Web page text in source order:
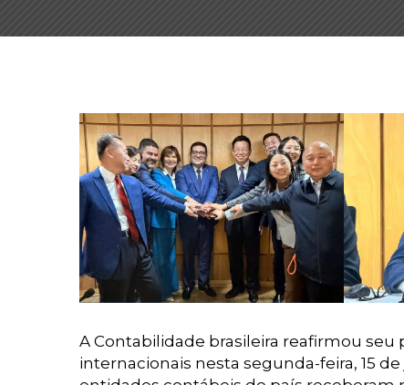
A Contabilidade brasileira reafirmou
internacionais nesta segunda-feira, 15